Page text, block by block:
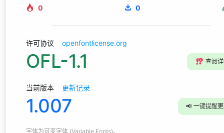
0 0
许可协议 openfontlicense.org
OFL-1.1 ⁉️ 查阅
当前版本 更新记录
1.007 📢 一键提醒
字体为可变字体 (Variable Fonts)。